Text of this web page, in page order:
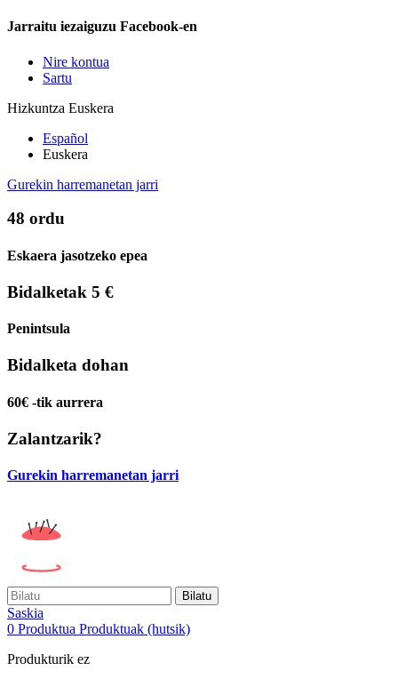
Jarraitu iezaiguzu Facebook-en
Nire kontua
Sartu
Hizkuntza Euskera
Español
Euskera
Gurekin harremanetan jarri
48 ordu
Eskaera jasotzeko epea
Bidalketak 5 €
Penintsula
Bidalketa dohan
60€ -tik aurrera
Zalantzarik?
Gurekin harremanetan jarri
Bilatu
Saskia
0 Produktua Produktuak (hutsik)
Produkturik ez